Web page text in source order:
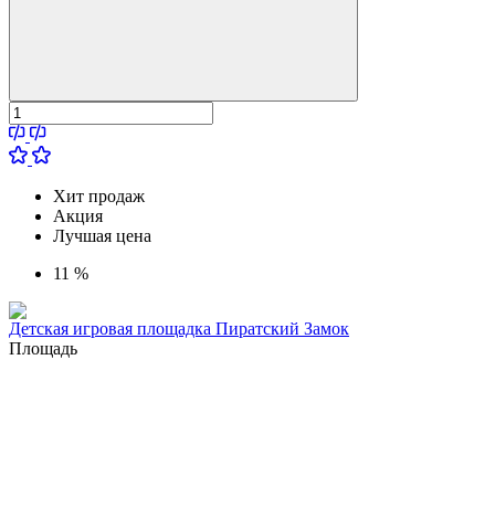
Хит продаж
Акция
Лучшая цена
11 %
Детская игровая площадка Пиратский Замок
Площадь